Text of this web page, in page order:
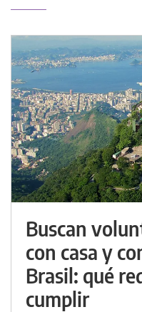
Buscan
con casa y
Brasil: qué
cumplir